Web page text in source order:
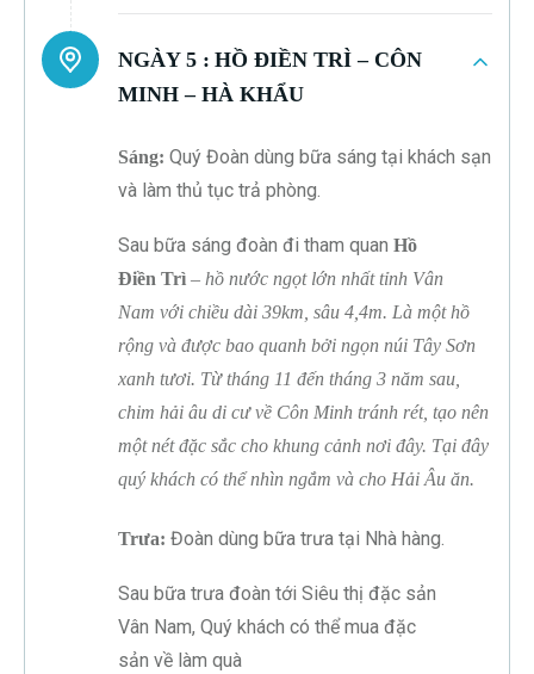
NGÀY 5 : HỒ ĐIỀN TRÌ – CÔN
MINH – HÀ KHẨU
Sáng: Quý Đoàn dùng bữa sáng tại khách sạn
và làm thủ tục trả phòng.
Sau bữa sáng đoàn đi tham quan Hồ
Điền Trì – hồ nước ngọt lớn nhất tỉnh Vân
Nam với chiều dài 39km, sâu 4,4m. Là một hồ
rộng và được bao quanh bởi ngọn núi Tây Sơn
xanh tươi. Từ tháng 11 đến tháng 3 năm sau,
chim hải âu di cư về Côn Minh tránh rét, tạo nên
một nét đặc sắc cho khung cảnh nơi đây. Tại đây
quý khách có thể nhìn ngắm và cho Hải Âu ăn.
Trưa: Đoàn dùng bữa trưa tại Nhà hàng.
Sau bữa trưa đoàn tới Siêu thị đặc sản
Vân Nam, Quý khách có thể mua đặc
sản về làm quà